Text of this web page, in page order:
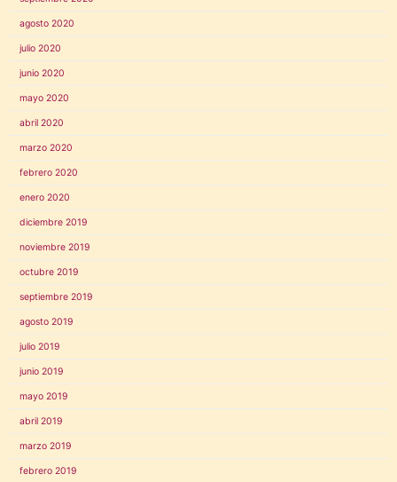
agosto 2020
julio 2020
junio 2020
mayo 2020
abril 2020
marzo 2020
febrero 2020
enero 2020
diciembre 2019
noviembre 2019
octubre 2019
septiembre 2019
agosto 2019
julio 2019
junio 2019
mayo 2019
abril 2019
marzo 2019
febrero 2019